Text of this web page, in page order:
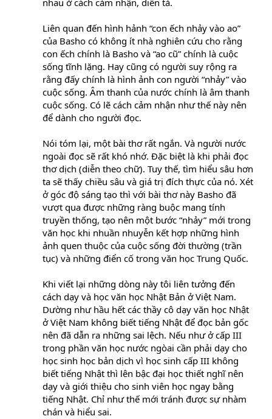
nhau ở cách cảm nhận, diễn tả.
Liên quan đến hình hảnh “con ếch nhảy vào ao”
của Basho có không ít nhà nghiên cứu cho rằng
con ếch chính là Basho và “ao cũ” chính là cuộc
sống tĩnh lặng. Hay cũng có người suy rộng ra
rằng đấy chính là hình ảnh con người “nhảy” vào
cuộc sống. Âm thanh của nước chính là âm thanh
cuộc sống. Có lẽ cách cảm nhận như thế này nên
để dành cho người đọc.
Nói tóm lại, một bài thơ rất ngắn. Và người nước
ngoài đọc sẽ rất khó nhớ. Đặc biệt là khi phải đọc
thơ dịch (diễn theo chữ). Tuy thế, tìm hiểu sâu hơn
ta sẽ thấy chiều sâu và giá trị đích thực của nó. Xét
ở góc độ sáng tạo thì với bài thơ này Basho đã
vượt qua được những ràng buộc mang tính
truyền thống, tạo nên một bước “nhảy” mới trong
văn học khi nhuần nhuyễn kết hợp những hình
ảnh quen thuộc của cuộc sống đời thường (trần
tục) và những điển cố trong văn học Trung Quốc.
Khi viết lại những dòng này tôi liên tưởng đến
cách dạy và học văn học Nhật Bản ở Việt Nam.
Dường như hầu hết các thầy cô dạy văn học Nhật
ở Việt Nam không biết tiếng Nhật để đọc bản gốc
nên đã dẫn ra những sai lệch. Nếu như ở cấp III
trong phần văn học nước ngòai cần phải dạy cho
học sinh học bản dịch vì học sinh cấp III không
biết tiếng Nhật thì lên bậc đại học thiết nghĩ nên
dạy và giới thiệu cho sinh viên học ngay bằng
tiếng Nhật. Chỉ như thế mới tránh được sự nhàm
chán và hiểu sai.